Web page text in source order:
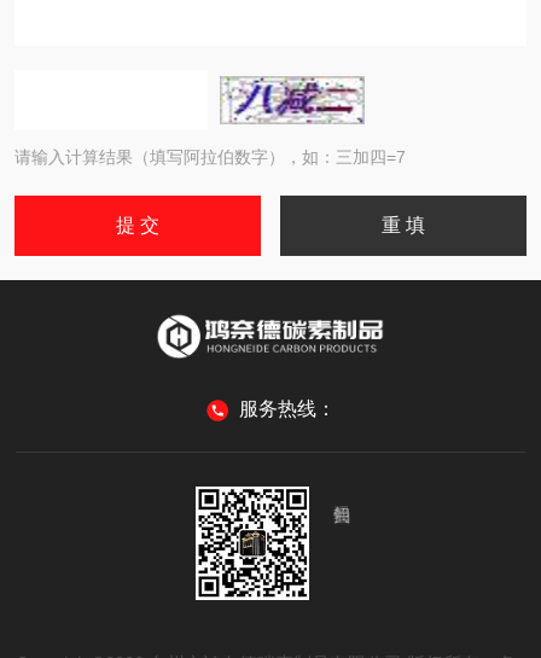
请输入计算结果（填写阿拉伯数字），如：三加四=7
服务热线：